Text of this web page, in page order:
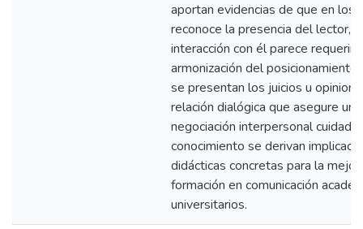
aportan evidencias de que en los
reconoce la presencia del lector,
interacción con él parece requerir
armonización del posicionamiento
se presentan los juicios u
relación dialógica que asegure una
negociación interpersonal
conocimiento se derivan
didácticas concretas para la
formación en comunicación
universitarios.